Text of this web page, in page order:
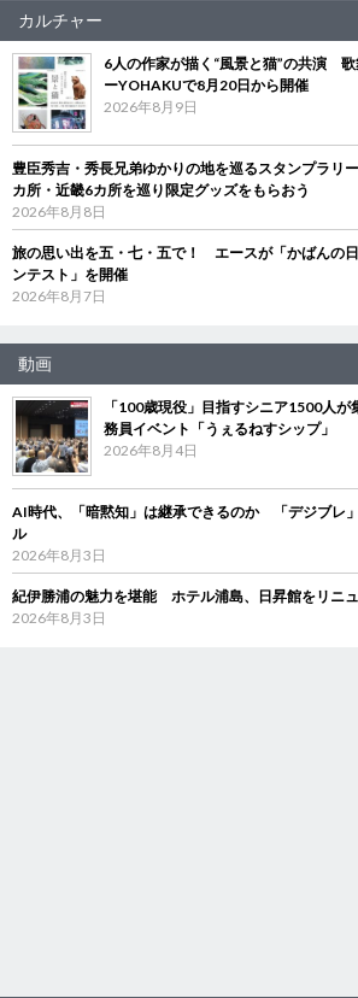
カルチャー
6人の作家が描く“風景と猫”の共演
ーYOHAKUで8月20日から開催
2026年8月9日
豊臣秀吉・秀長兄弟ゆかりの地を巡るスタンプラ
カ所・近畿6カ所を巡り限定グッズをもらおう
2026年8月8日
旅の思い出を五・七・五で！ エースが「かばんの
ンテスト」を開催
2026年8月7日
動画
「100歳現役」目指すシニア1500人
務員イベント「うぇるねすシップ」
2026年8月4日
AI時代、「暗黙知」は継承できるのか 「デジブレ
ル
2026年8月3日
紀伊勝浦の魅力を堪能 ホテル浦島、日昇館をリニ
2026年8月3日